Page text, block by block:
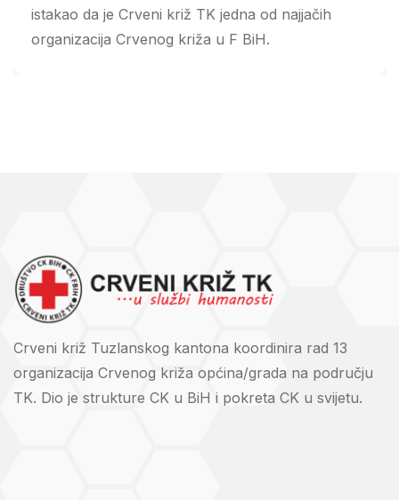
istakao da je Crveni križ TK jedna od najjačih
organizacija Crvenog križa u F BiH.
Crveni križ Tuzlanskog kantona koordinira rad 13
organizacija Crvenog križa općina/grada na području
TK. Dio je strukture CK u BiH i pokreta CK u svijetu.